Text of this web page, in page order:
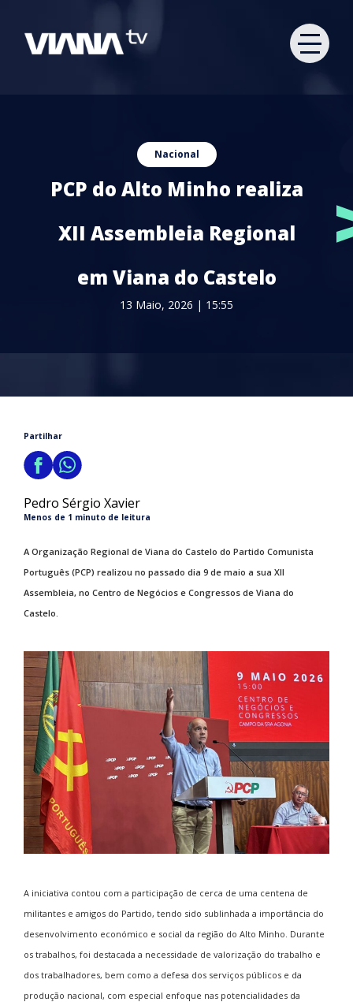
Nacional
PCP do Alto Minho realiza
XII Assembleia Regional
em Viana do Castelo
13 Maio, 2026 | 15:55
Partilhar
Pedro Sérgio Xavier
Menos de 1 minuto de leitura
A Organização Regional de Viana do Castelo do Partido Comunista
Português (PCP) realizou no passado dia 9 de maio a sua XII
Assembleia, no Centro de Negócios e Congressos de Viana do
Castelo.
A iniciativa contou com a participação de cerca de uma centena de
militantes e amigos do Partido, tendo sido sublinhada a importância do
desenvolvimento económico e social da região do Alto Minho. Durante
os trabalhos, foi destacada a necessidade de valorização do trabalho e
dos trabalhadores, bem como a defesa dos serviços públicos e da
produção nacional, com especial enfoque nas potencialidades da